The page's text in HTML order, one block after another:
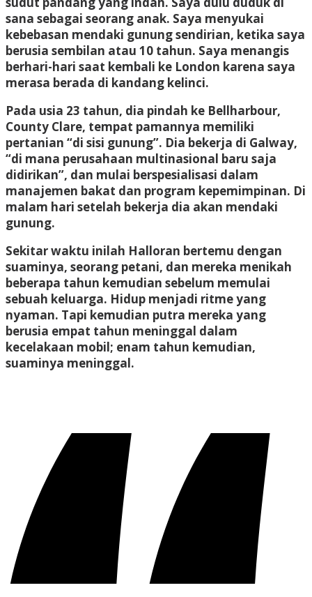
sana sebagai seorang anak. Saya menyukai
kebebasan mendaki gunung sendirian, ketika saya
berusia sembilan atau 10 tahun. Saya menangis
berhari-hari saat kembali ke London karena saya
merasa berada di kandang kelinci.
Pada usia 23 tahun, dia pindah ke Bellharbour,
County Clare, tempat pamannya memiliki
pertanian “di sisi gunung”. Dia bekerja di Galway,
“di mana perusahaan multinasional baru saja
didirikan”, dan mulai berspesialisasi dalam
manajemen bakat dan program kepemimpinan. Di
malam hari setelah bekerja dia akan mendaki
gunung.
Sekitar waktu inilah Halloran bertemu dengan
suaminya, seorang petani, dan mereka menikah
beberapa tahun kemudian sebelum memulai
sebuah keluarga. Hidup menjadi ritme yang
nyaman. Tapi kemudian putra mereka yang
berusia empat tahun meninggal dalam
kecelakaan mobil; enam tahun kemudian,
suaminya meninggal.